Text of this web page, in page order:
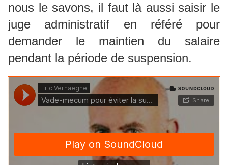
nous le savons, il faut là aussi saisir le
juge administratif en référé pour
demander le maintien du salaire
pendant la période de suspension.